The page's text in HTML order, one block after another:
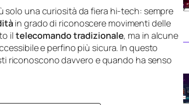
solo una curiosità da fiera hi-tech: sempre
in grado di riconoscere movimenti delle
il telecomando tradizionale, ma in alcune
e perfino più sicura. In questo
riconoscono davvero e quando ha senso